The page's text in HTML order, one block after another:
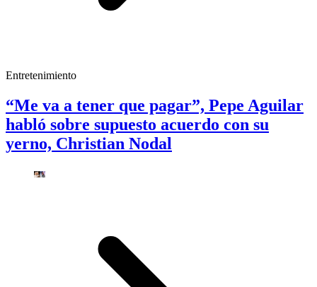
Entretenimiento
“Me va a tener que pagar”, Pepe Aguilar
habló sobre supuesto acuerdo con su
yerno, Christian Nodal